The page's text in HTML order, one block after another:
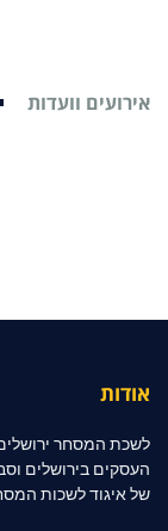
אירועים וועדות
אודות
לשכת המסחר
העסקים בירושלים
של איגוד לשכות